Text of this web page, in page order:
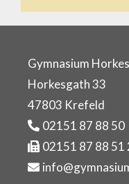
Gymnasium
Horkesgath 33
47803 Krefeld
02151 87 88 50
02151 87 88 51